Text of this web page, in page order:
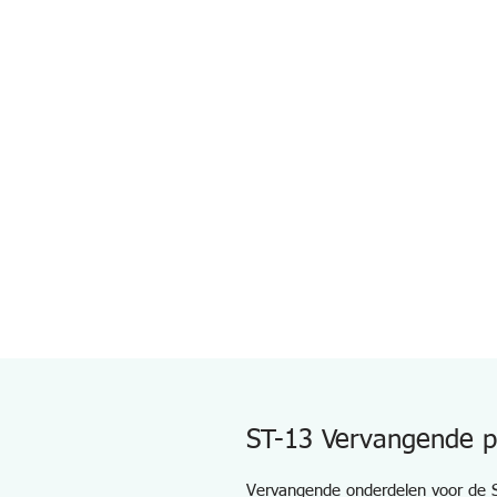
ST-13 Vervangende
Vervangende onderdelen voor de